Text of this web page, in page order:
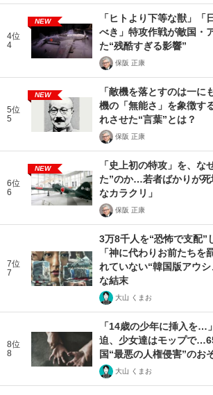
4位
4
NEW
「ヒトより下等な獣」「
べき」特攻作戦が敵国・
た“残酷すぎる影響”
保阪 正康
5位
5
NEW
「敵機を落とすのは一
機の「無能さ」を象徴す
れさせた“言葉”とは？
保阪 正康
6位
6
NEW
「史上初の特攻」を、な
た”のか…若者ばかりが
なカラクリ」
保阪 正康
7位
7
3万8千人を“恐怖で支配
「神に代わりお前たちを
れていない“韓国版アウ
な結末
大山 くまお
8位
8
「14歳の少年に挿入を…
迫、少女達はモップで
国“最悪の人権侵害”のお
大山 くまお